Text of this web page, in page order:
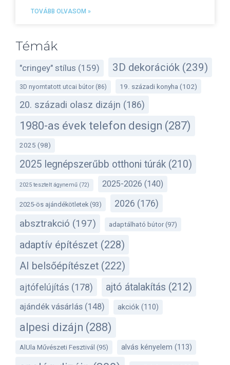
TOVÁBB OLVASOM »
Témák
"cringey" stílus (159) 3D dekorációk (239)
3D nyomtatott utcai bútor (86) 19. századi konyha (102)
20. századi olasz dizájn (186)
1980-as évek telefon design (287)
2025 (98)
2025 legnépszerűbb otthoni túrák (210)
2025 tesztelt ágynemű (72) 2025-2026 (140)
2025-ös ajándékötletek (93) 2026 (176)
absztrakció (197) adaptálható bútor(97)
adaptív építészet (228)
AI belsőépítészet (222)
ajtófelújítás (178) ajtó átalakítás (212)
ajándék vásárlás (148) akciók (110)
alpesi dizájn (288)
AlUla Művészeti Fesztivál (95) alvás kényelem (113)